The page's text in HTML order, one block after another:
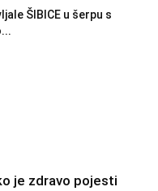
ŠIBICE u šerpu s
je zdravo pojesti